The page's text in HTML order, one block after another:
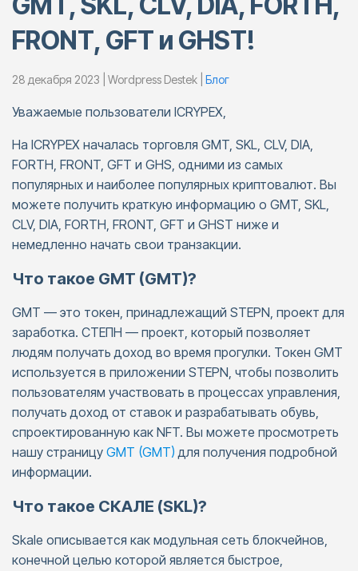
FRONT, GFT и GHST!
28 декабря 2023 | Wordpress Destek | Блог
Уважаемые пользователи ICRYPEX,
На ICRYPEX началась торговля GMT, SKL, CLV, DIA,
FORTH, FRONT, GFT и GHS, одними из самых
популярных и наиболее популярных криптовалют. Вы
можете получить краткую информацию о GMT, SKL,
CLV, DIA, FORTH, FRONT, GFT и GHST ниже и
немедленно начать свои транзакции.
Что такое GMT ​​(GMT)?
GMT — это токен, принадлежащий STEPN, проект для
заработка. СТЕПН — проект, который позволяет
людям получать доход во время прогулки. Токен GMT
используется в приложении STEPN, чтобы позволить
пользователям участвовать в процессах управления,
получать доход от ставок и разрабатывать обувь,
спроектированную как NFT. Вы можете просмотреть
нашу страницу GMT (GMT) для получения подробной
информации.
Что такое СКАЛЕ (SKL)?
Skale описывается как модульная сеть блокчейнов,
конечной целью которой является быстрое,